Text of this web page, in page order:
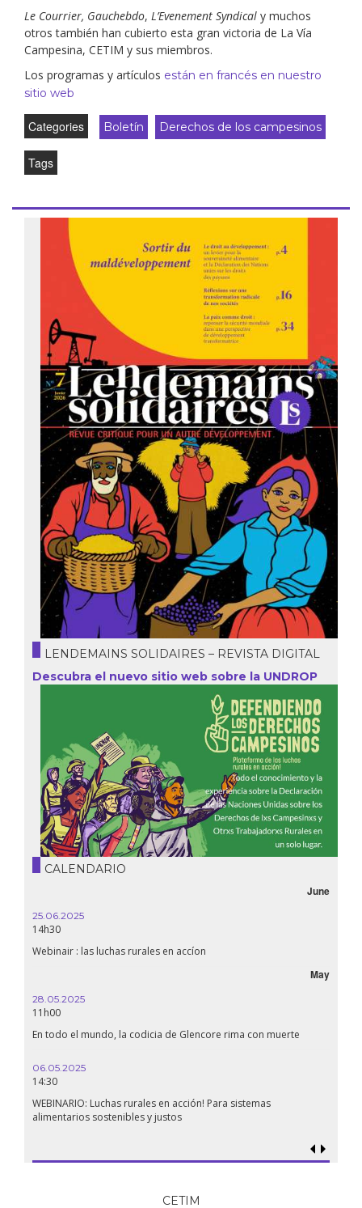
Le Courrier, Gauchebdo, L’Evenement Syndical y muchos
otros también han cubierto esta gran victoria de La Vía
Campesina, CETIM y sus miembros.
Los programas y artículos están en francés en nuestro
sitio web
Categories Boletín Derechos de los campesinos
Tags
LENDEMAINS SOLIDAIRES – REVISTA DIGITAL
Descubra el nuevo sitio web sobre la UNDROP
CALENDARIO
June
25.06.2025
14h30
Webinair : las luchas rurales en accíon
May
28.05.2025
11h00
En todo el mundo, la codicia de Glencore rima con muerte
06.05.2025
14:30
WEBINARIO: Luchas rurales en acción! Para sistemas
alimentarios sostenibles y justos
CETIM